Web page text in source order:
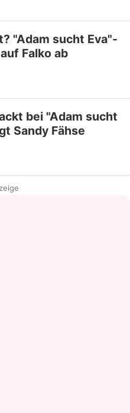
"Adam sucht Eva"-
Falko ab
bei "Adam sucht
Sandy Fähse